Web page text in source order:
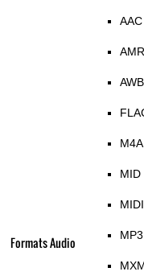
Formats Audio
AAC
AMR
AWB
M4A
MID
MIDI
MP3